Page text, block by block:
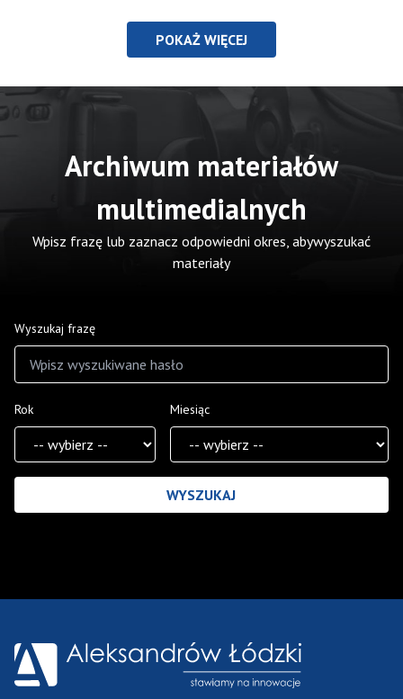
POKAŻ WIĘCEJ
Archiwum materiałów
multimedialnych
Wpisz frazę lub zaznacz odpowiedni okres, abywyszukać
materiały
Wyszukaj frazę
Rok Miesiąc